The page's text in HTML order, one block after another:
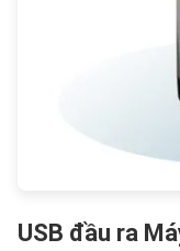
USB đầu ra